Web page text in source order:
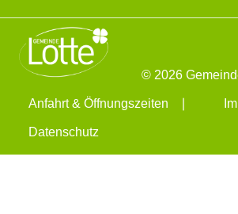
© 2026
Anfahrt & Öffnungszeiten
Datenschutz